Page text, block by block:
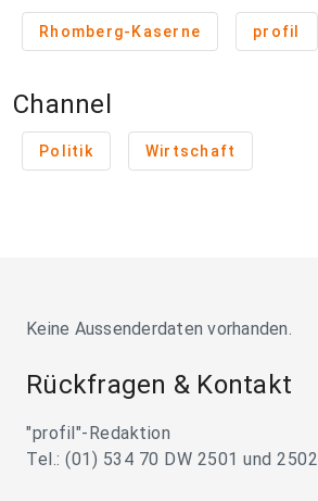
Rhomberg-Kaserne profil
Channel
Politik Wirtschaft
Keine Aussenderdaten vorhanden.
Rückfragen & Kontakt
"profil"-Redaktion
Tel.: (01) 534 70 DW 2501 und 2502